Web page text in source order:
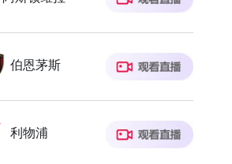
伯恩茅斯
利物浦